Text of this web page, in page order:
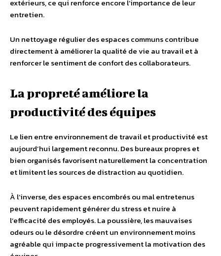
extérieurs, ce qui renforce encore l’importance de leur
entretien.
Un nettoyage régulier des espaces communs contribue
directement à améliorer la qualité de vie au travail et à
renforcer le sentiment de confort des collaborateurs.
La propreté améliore la
productivité des équipes
Le lien entre environnement de travail et productivité est
aujourd’hui largement reconnu. Des bureaux propres et
bien organisés favorisent naturellement la concentration
et limitent les sources de distraction au quotidien.
À l’inverse, des espaces encombrés ou mal entretenus
peuvent rapidement générer du stress et nuire à
l’efficacité des employés. La poussière, les mauvaises
odeurs ou le désordre créent un environnement moins
agréable qui impacte progressivement la motivation des